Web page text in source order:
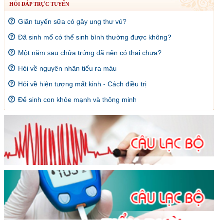
HỎI ĐÁP TRỰC TUYẾN
Giãn tuyến sữa có gây ung thư vú?
Đã sinh mổ có thể sinh bình thường được không?
Một năm sau chửa trứng đã nên có thai chưa?
Hỏi về nguyên nhân tiểu ra máu
Hỏi về hiện tượng mất kinh - Cách điều trị
Để sinh con khỏe mạnh và thông minh